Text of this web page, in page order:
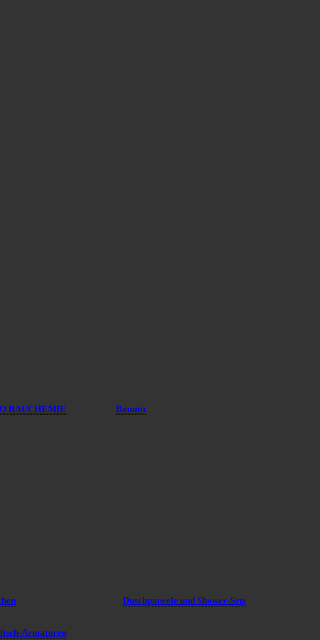
BAUCHEMIE Baumit
Duschpaneele und Shower-Sets
Armaturen